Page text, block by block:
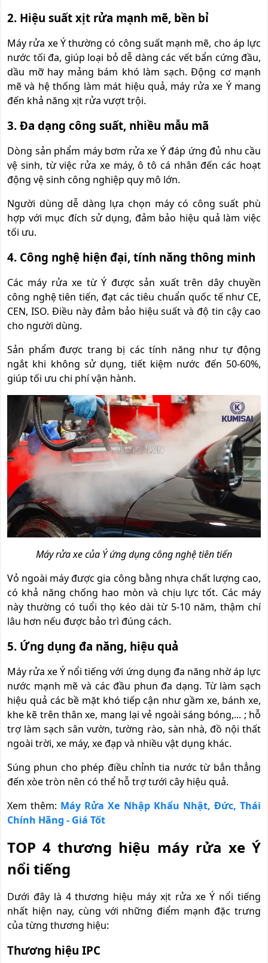
2. Hiệu suất xịt rửa mạnh mẽ, bền bỉ
Máy rửa xe Ý thường có công suất mạnh mẽ, cho áp lực
nước tối đa, giúp loại bỏ dễ dàng các vết bẩn cứng đầu,
dầu mỡ hay mảng bám khó làm sạch. Động cơ mạnh
mẽ và hệ thống làm mát hiệu quả, máy rửa xe Ý mang
đến khả năng xịt rửa vượt trội.
3. Đa dạng công suất, nhiều mẫu mã
Dòng sản phẩm máy bơm rửa xe Ý đáp ứng đủ nhu cầu
vệ sinh, từ việc rửa xe máy, ô tô cá nhân đến các hoạt
động vệ sinh công nghiệp quy mô lớn.
Người dùng dễ dàng lựa chọn máy có công suất phù
hợp với mục đích sử dụng, đảm bảo hiệu quả làm việc
tối ưu.
4. Công nghệ hiện đại, tính năng thông minh
Các máy rửa xe từ Ý được sản xuất trên dây chuyền
công nghệ tiên tiến, đạt các tiêu chuẩn quốc tế như CE,
CEN, ISO. Điều này đảm bảo hiệu suất và độ tin cậy cao
cho người dùng.
Sản phẩm được trang bị các tính năng như tự động
ngắt khi không sử dụng, tiết kiệm nước đến 50-60%,
giúp tối ưu chi phí vận hành.
Máy rửa xe của Ý ứng dụng công nghệ tiên tiến
Vỏ ngoài máy được gia công bằng nhựa chất lượng cao,
có khả năng chống hao mòn và chịu lực tốt. Các máy
này thường có tuổi thọ kéo dài từ 5-10 năm, thậm chí
lâu hơn nếu được bảo trì đúng cách.
5. Ứng dụng đa năng, hiệu quả
Máy rửa xe Ý nổi tiếng với ứng dụng đa năng nhờ áp lực
nước mạnh mẽ và các đầu phun đa dạng. Từ làm sạch
hiệu quả các bề mặt khó tiếp cận như gầm xe, bánh xe,
khe kẽ trên thân xe, mang lại vẻ ngoài sáng bóng,... ; hỗ
trợ làm sạch sân vườn, tường rào, sàn nhà, đồ nội thất
ngoài trời, xe máy, xe đạp và nhiều vật dụng khác.
Súng phun cho phép điều chỉnh tia nước từ bắn thẳng
đến xòe tròn nên có thể hỗ trợ tưới cây hiệu quả.
Xem thêm: Máy Rửa Xe Nhập Khẩu Nhật, Đức, Thái
Chính Hãng - Giá Tốt
TOP 4 thương hiệu máy rửa xe Ý
nổi tiếng
Dưới đây là 4 thương hiệu máy xịt rửa xe Ý nổi tiếng
nhất hiện nay, cùng với những điểm mạnh đặc trưng
của từng thương hiệu:
Thương hiệu IPC